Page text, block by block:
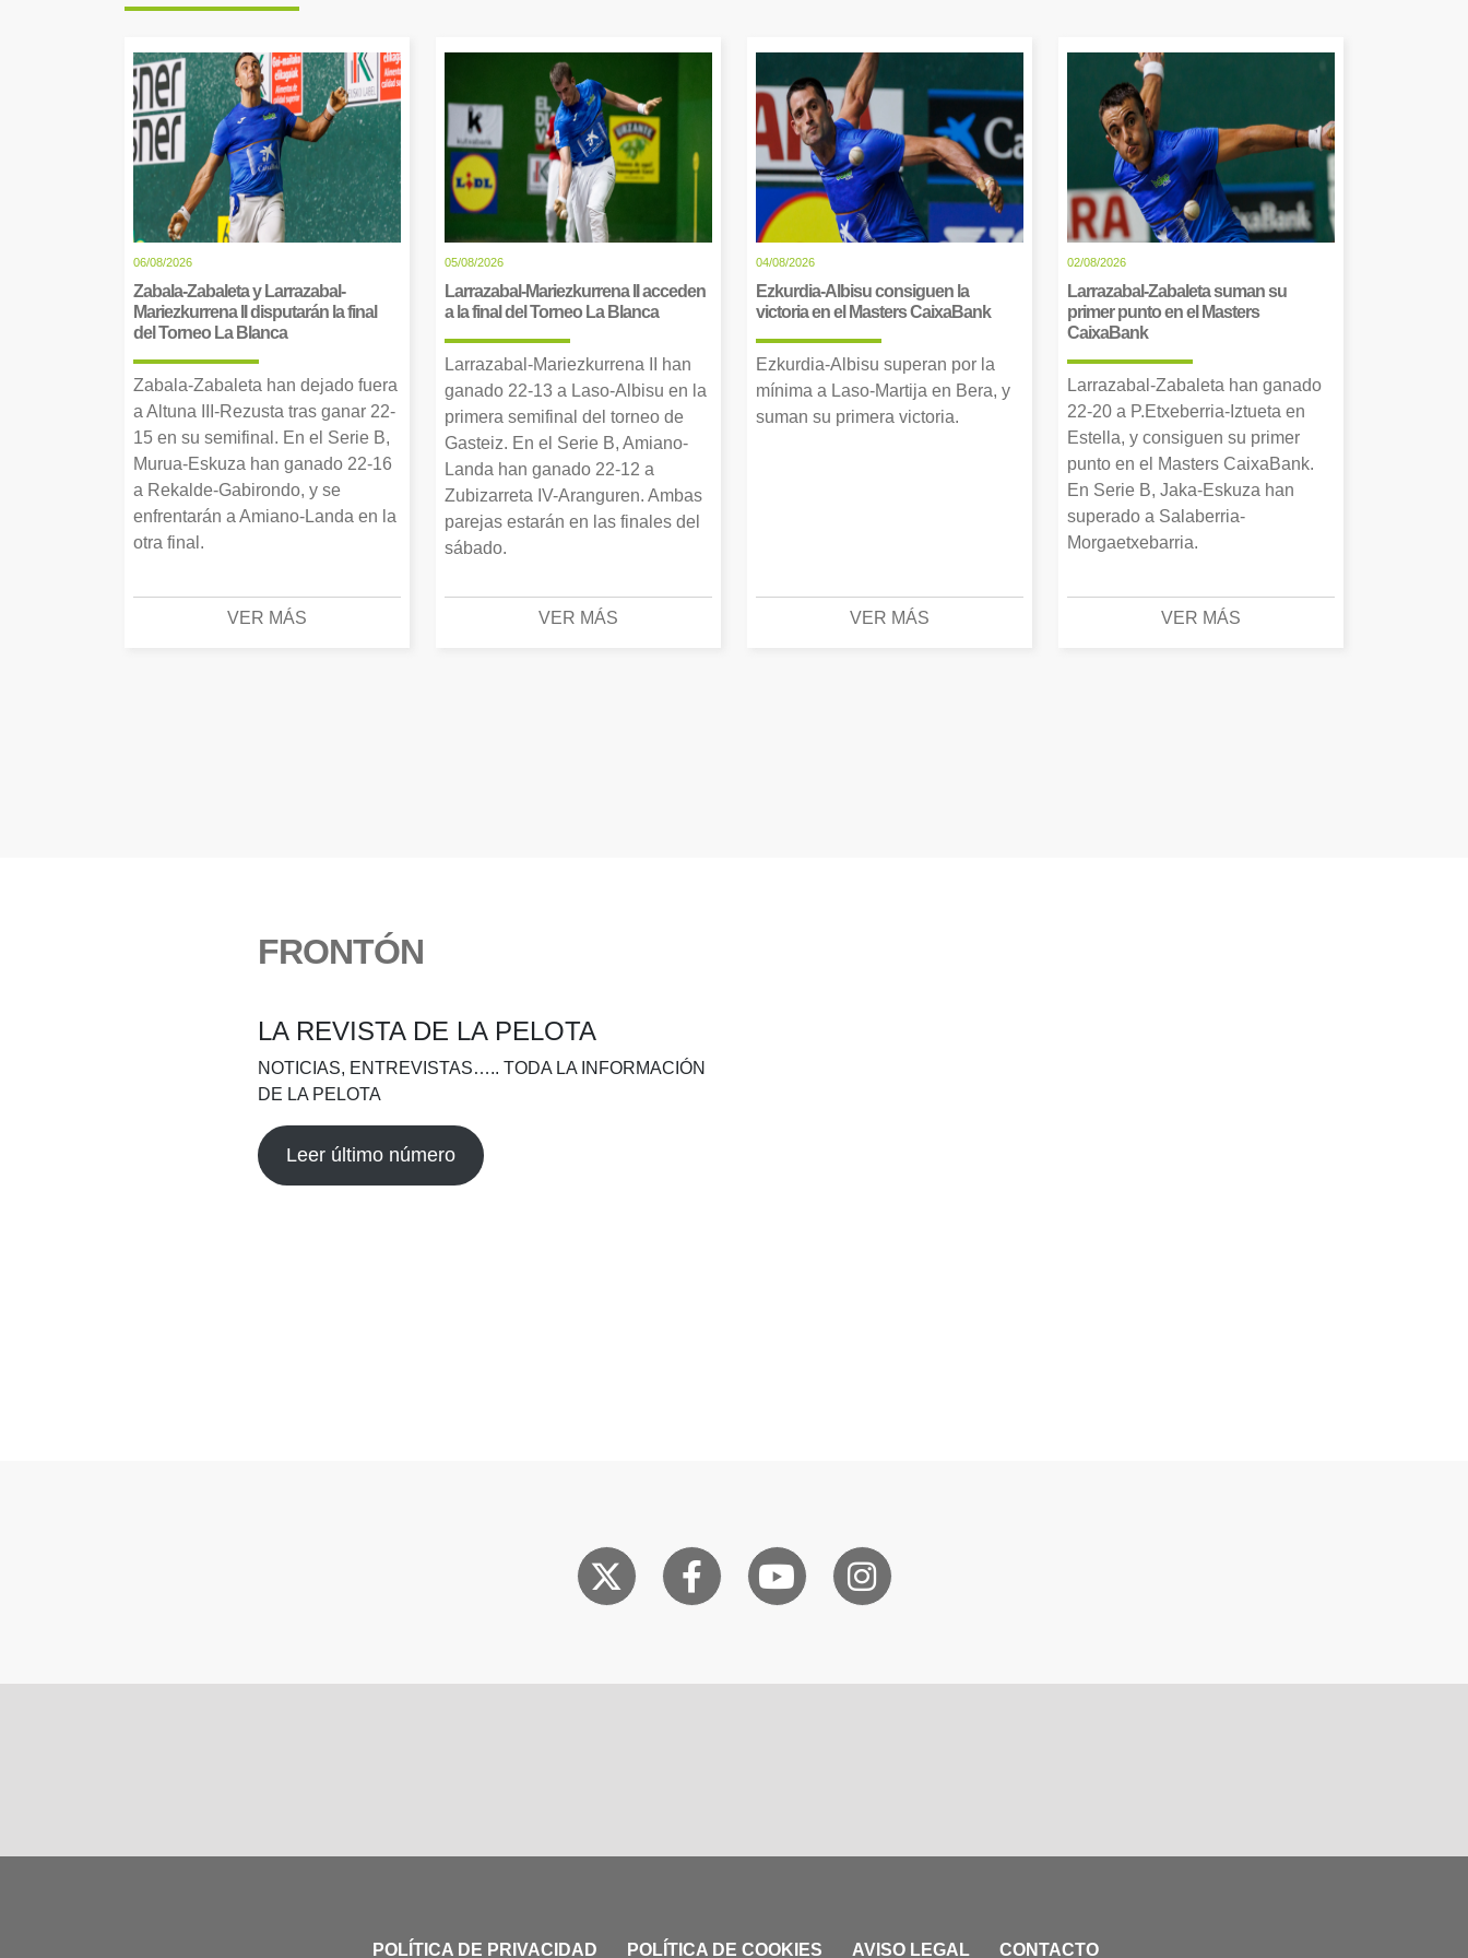
06/08/2026
Zabala-Zabaleta y Larrazabal-
Mariezkurrena II disputarán la final
del Torneo La Blanca
Zabala-Zabaleta han dejado fuera
a Altuna III-Rezusta tras ganar 22-
15 en su semifinal. En el Serie B,
Murua-Eskuza han ganado 22-16
a Rekalde-Gabirondo, y se
enfrentarán a Amiano-Landa en la
otra final.
VER MÁS
05/08/2026
Larrazabal-Mariezkurrena II acceden
a la final del Torneo La Blanca
Larrazabal-Mariezkurrena II han
ganado 22-13 a Laso-Albisu en la
primera semifinal del torneo de
Gasteiz. En el Serie B, Amiano-
Landa han ganado 22-12 a
Zubizarreta IV-Aranguren. Ambas
parejas estarán en las finales del
sábado.
VER MÁS
04/08/2026
Ezkurdia-Albisu consiguen la
victoria en el Masters CaixaBank
Ezkurdia-Albisu superan por la
mínima a Laso-Martija en Bera, y
suman su primera victoria.
VER MÁS
02/08/2026
Larrazabal-Zabaleta suman su
primer punto en el Masters
CaixaBank
Larrazabal-Zabaleta han ganado
22-20 a P.Etxeberria-Iztueta en
Estella, y consiguen su primer
punto en el Masters CaixaBank.
En Serie B, Jaka-Eskuza han
superado a Salaberria-
Morgaetxebarria.
VER MÁS
FRONTÓN
LA REVISTA DE LA PELOTA
NOTICIAS, ENTREVISTAS….. TODA LA INFORMACIÓN
DE LA PELOTA
Leer último número
POLÍTICA DE PRIVACIDAD POLÍTICA DE COOKIES AVISO LEGAL CONTACTO